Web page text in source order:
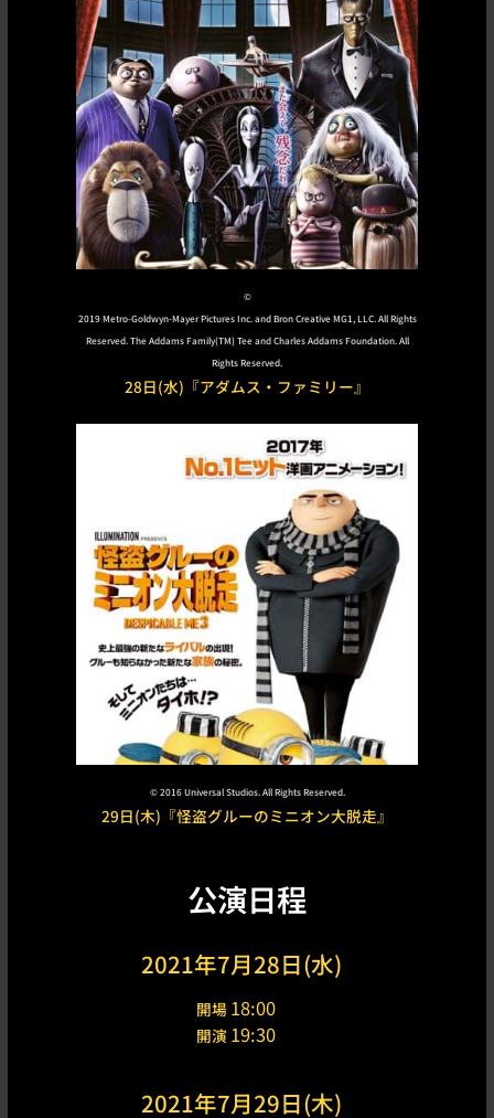
©︎
2019 Metro-Goldwyn-Mayer Pictures Inc. and Bron Creative MG1, LLC. All Rights
Reserved. The Addams Family(TM) Tee and Charles Addams Foundation. All
Rights Reserved.
28日(水)『アダムス・ファミリー』
©︎2016 Universal Studios. All Rights Reserved.
29日(木)『怪盗グルーのミニオン大脱走』
公演日程
2021年7月28日(水)
開場 18:00
開演 19:30
2021年7月29日(木)